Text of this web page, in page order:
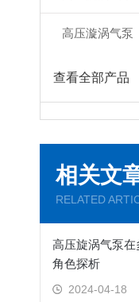
高压漩涡气泵
查看全部产品
相关文
RELATED
高压旋涡气泵
角色探析
2024-04-18